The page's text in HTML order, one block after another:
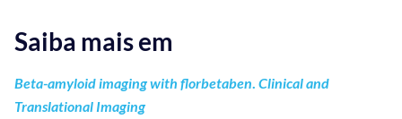
Saiba mais em
Beta-amyloid imaging with florbetaben Clinical and
Translational Imaging